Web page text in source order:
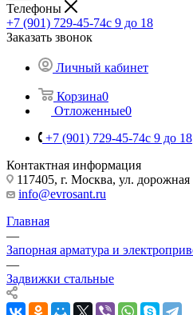
Телефоны
+7 (901) 729-45-74c 9 до 18
Заказать звонок
Личный кабинет
Корзина0
Отложенные0
+7 (901) 729-45-74c 9 до 18
Контактная информация
117405, г. Москва, ул. дорожная
info@evrosant.ru
Главная
—
Запорная арматура и
—
Задвижки стальные